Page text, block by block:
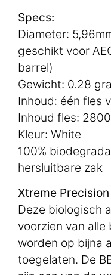
Specs:
Diameter:
geschikt voor
barrel)
Gewicht: 0.28
Inhoud: één fles
Inhoud fles:
Kleur: White
100%
hersluitbare zak
Xtreme
Deze biologisch
voorzien van
worden op bijna
toegelaten. De